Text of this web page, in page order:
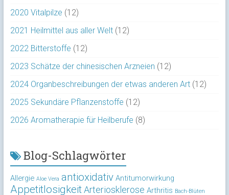
2020 Vitalpilze (12)
2021 Heilmittel aus aller Welt(12)
2022 Bitterstoffe (12)
2023 Schätze der chinesischen Arzneien (12)
2024 Organbeschreibungen der etwas anderen Art(12)
2025 Sekundäre Pflanzenstoffe (12)
2026 Aromatherapie für Heilberufe (8)
Blog-Schlagwörter
Allergie Aloe Vera antioxidativ Antitumorwirkung
Appetitlosigkeit Arteriosklerose Arthritis Bach-Blüten